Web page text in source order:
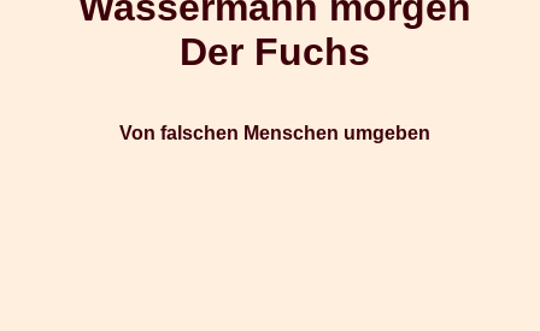
Der Fuchs
Von falschen Menschen umgeben